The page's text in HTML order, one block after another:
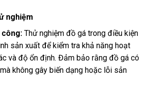
nghiệm
công: Thử nghiệm đồ gá trong điều kiện
sản xuất để kiểm tra khả năng hoạt
và độ ổn định. Đảm bảo rằng đồ gá có
không gây biến dạng hoặc lỗi sản